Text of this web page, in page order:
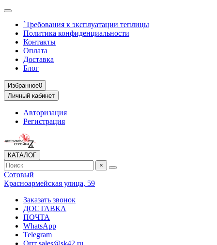
`Требования к эксплуатации теплицы
Политика конфиденциальности
Контакты
Оплата
Доставка
Блог
Избранное0
Личный кабинет
Авторизация
Регистрация
КАТАЛОГ
×
Сотовый
Красноармейская улица, 59
Заказать звонок
ДОСТАВКА
ПОЧТА
WhatsApp
Telegram
Опт sales@sk42.ru